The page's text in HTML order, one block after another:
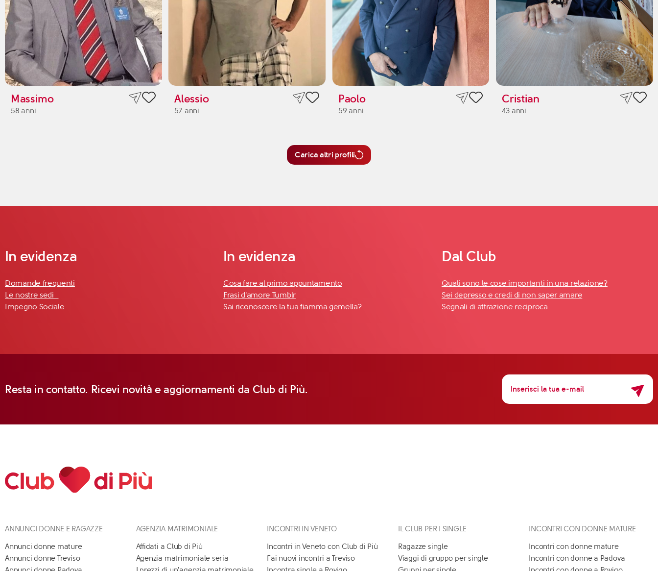
Massimo
58 anni
Alessio
57 anni
Paolo
59 anni
Cristian
43 anni
Carica altri profili
In evidenza
Domande frequenti
Le nostre sedi
Impegno Sociale
In evidenza
Cosa fare al primo appuntamento
Frasi d'amore Tumblr
Sai riconoscere la tua fiamma gemella?
Dal Club
Quali sono le cose importanti in una relazione?
Sei depresso e credi di non saper amare
Segnali di attrazione reciproca
Resta in contatto. Ricevi novità e aggiornamenti da Club di Più.
ANNUNCI DONNE E RAGAZZE
Annunci donne mature
Annunci donne Treviso
AGENZIA MATRIMONIALE
Affidati a Club di Più
Agenzia matrimoniale seria
INCONTRI IN VENETO
Incontri in Veneto con Club di Più
Fai nuovi incontri a Treviso
IL CLUB PER I SINGLE
Ragazze single
Viaggi di gruppo per single
INCONTRI CON DONNE MATURE
Incontri con donne mature
Incontri con donne a Padova